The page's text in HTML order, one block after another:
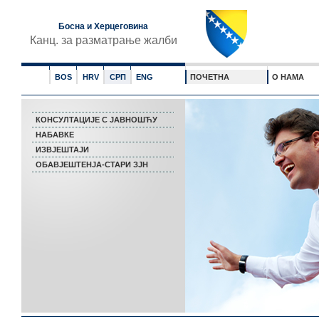
Босна и Херцеговина
Канц. за разматрање жалби
BOS HRV СРП ENG ПОЧЕТНА О НАМА
КОНСУЛТАЦИЈЕ С ЈАВНОШЋУ
НАБАВКЕ
ИЗВЈЕШТАЈИ
ОБАВЈЕШТЕНЈА-СТАРИ ЗЈН